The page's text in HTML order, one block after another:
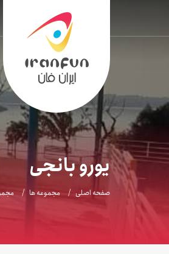
یورو بانجی
صفحه اصلی مجموعه ها